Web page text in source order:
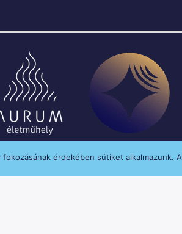
érdekében sütiket alkalmazunk.